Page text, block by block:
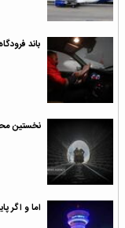
باند
نخستین
اما و اگر